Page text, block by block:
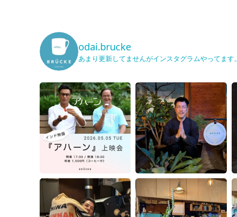
odai.brucke
あまり更新してませんがインスタグラムやってます。